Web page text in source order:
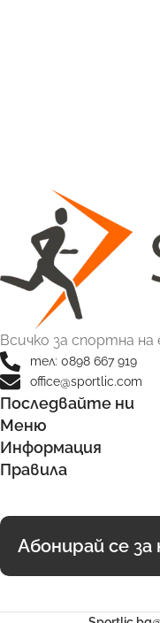
Всичко за спортна
тел: 0898 667 919
office@sportlic.com
Последвайте ни
Меню
Информация
Правила
Абонирай се